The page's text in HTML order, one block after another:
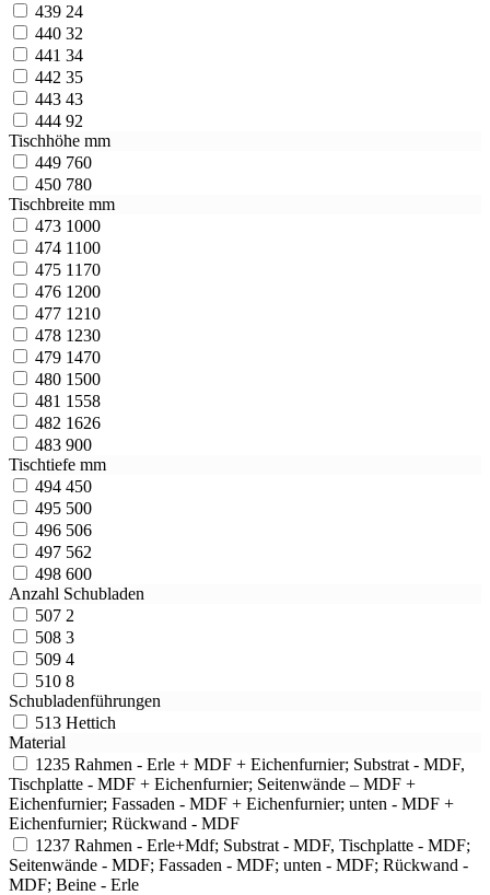
439 24
440 32
441 34
442 35
443 43
444 92
Tischhöhe mm
449 760
450 780
Tischbreite mm
473 1000
474 1100
475 1170
476 1200
477 1210
478 1230
479 1470
480 1500
481 1558
482 1626
483 900
Tischtiefe mm
494 450
495 500
496 506
497 562
498 600
Anzahl Schubladen
507 2
508 3
509 4
510 8
Schubladenführungen
513 Hettich
Material
1235 Rahmen - Erle + MDF + Eichenfurnier; Substrat - MDF,
Tischplatte - MDF + Eichenfurnier; Seitenwände – MDF +
Eichenfurnier; Fassaden - MDF + Eichenfurnier; unten - MDF +
Eichenfurnier; Rückwand - MDF
1237 Rahmen - Erle+Mdf; Substrat - MDF, Tischplatte - MDF;
Seitenwände - MDF; Fassaden - MDF; unten - MDF; Rückwand -
MDF; Beine - Erle